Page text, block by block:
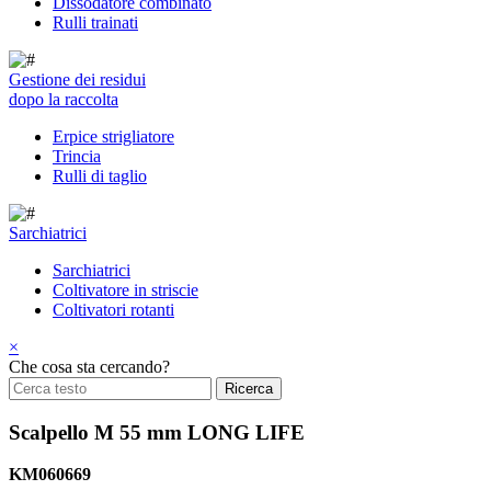
Rulli trainati
Gestione dei residui
dopo la raccolta
Erpice strigliatore
Trincia
Rulli di taglio
Sarchiatrici
Sarchiatrici
Coltivatore in striscie
Coltivatori rotanti
×
Che cosa sta cercando?
Scalpello M 55 mm LONG LIFE
KM060669